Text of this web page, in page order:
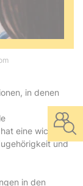
in denen
eine wichtige
und
in den